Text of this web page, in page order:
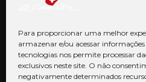
Para proporcionar uma melhor
armazenar e/ou acessar
tecnologias nos permite processar
exclusivos neste site. O não
negativamente determinados